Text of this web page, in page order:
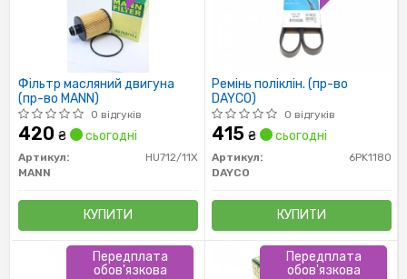
Фільтр масляний двигуна
(пр-во MANN)
0 відгуків
420 ₴ сьогодні
Артикул:
HU712/11X
MANN
КУПИТИ
Ремінь поліклін. (пр-во
DAYCO)
0 відгуків
415 ₴ сьогодні
Артикул:
6PK1180
DAYCO
КУПИТИ
Передплата
обов'язкова
Передплата
обов'язкова